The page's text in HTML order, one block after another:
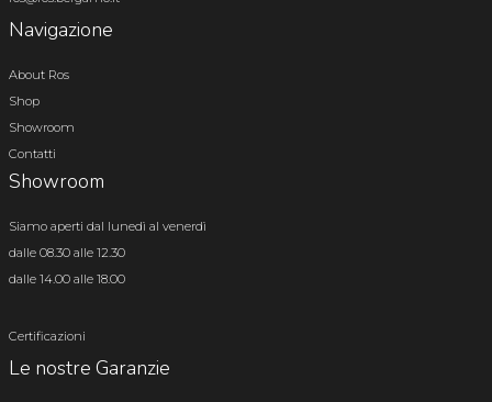
Navigazione
About Ros
Shop
Showroom
Contatti
Showroom
Siamo aperti dal lunedì al venerdì
dalle 08.30 alle 12.30
dalle 14.00 alle 18.00
Certificazioni
Le nostre Garanzie